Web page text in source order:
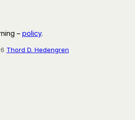
– policy.
Thord D. Hedengren